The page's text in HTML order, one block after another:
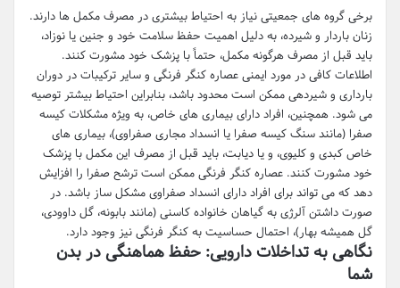
برخی گروه های جمعیتی نیاز به احتیاط بیشتری در مصرف مکمل ها دارند.
زنان باردار و شیرده، به دلیل اهمیت حفظ سلامت خود و جنین یا نوزاد،
باید قبل از مصرف هرگونه مکمل، حتماً با پزشک خود مشورت کنند.
اطلاعات کافی در مورد ایمنی عصاره کنگر فرنگی و سایر ترکیبات در دوران
بارداری و شیردهی ممکن است محدود باشد، بنابراین احتیاط بیشتر توصیه
می شود. همچنین، افراد دارای بیماری های خاص، به ویژه مشکلات کیسه
صفرا (مانند سنگ کیسه صفرا یا انسداد مجاری صفراوی)، بیماری های
خاص کبدی و کلیوی، و یا دیابت، باید قبل از مصرف این مکمل با پزشک
خود مشورت کنند. عصاره کنگر فرنگی ممکن است ترشح صفرا را افزایش
دهد که می تواند برای افراد دارای انسداد صفراوی مشکل ساز باشد. در
صورت داشتن آلرژی به گیاهان خانواده کاسنی (مانند بابونه، گل داوودی،
گل همیشه بهار)، احتمال حساسیت به کنگر فرنگی نیز وجود دارد.
نگاهی به تداخلات دارویی: حفظ هماهنگی در بدن
شما